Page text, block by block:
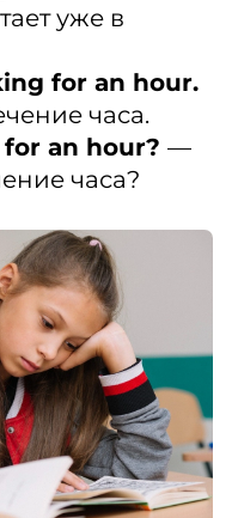
уже в
for an hour.
часа.
an hour? —
часа?